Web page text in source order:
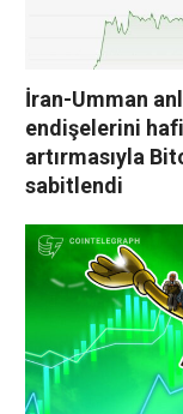
İran-Umman
endişelerini
artırmasıyla
sabitlendi